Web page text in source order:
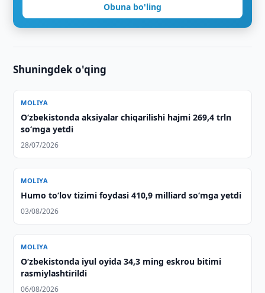
Obuna bo'ling
Shuningdek o'qing
MOLIYA
O‘zbekistonda aksiyalar chiqarilishi hajmi 269,4 trln
so‘mga yetdi
28/07/2026
MOLIYA
Humo to‘lov tizimi foydasi 410,9 milliard so‘mga yetdi
03/08/2026
MOLIYA
O‘zbekistonda iyul oyida 34,3 ming eskrou bitimi
rasmiylashtirildi
06/08/2026